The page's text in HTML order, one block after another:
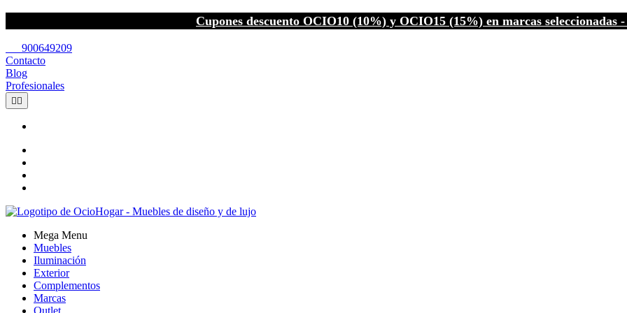
Cupones descuento OCIO10 (10%) y OCIO15 (15%) en marcas seleccionadas
900649209
Contacto
Blog
Profesionales
 
Mega Menu
Muebles
Iluminación
Exterior
Complementos
Marcas
Outlet